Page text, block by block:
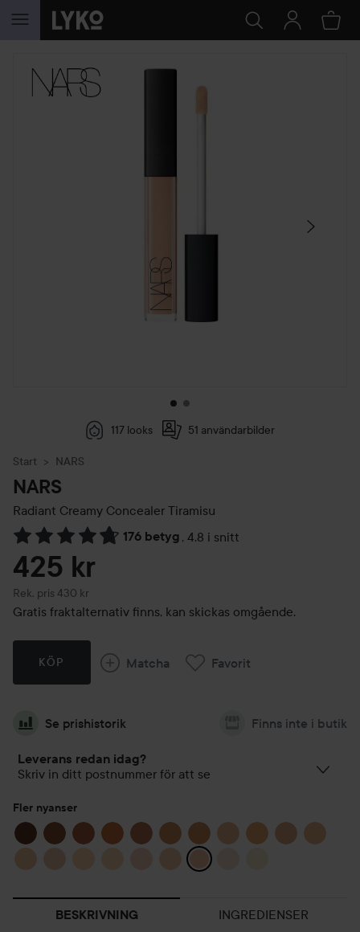
HOPPA TILL INNEHÅLLET
HOPPA ÖVER SEKTIONEN
117 looks 51 användarbilder
Start NARS
NARS
Radiant Creamy Concealer Tiramisu
176 betyg , 4.8 i snitt
Hoppa till Betyg & kommentarer
425 kr
Rek. pris 430 kr
Rekommenderat pris 430 kr
Gratis fraktalternativ finns, kan skickas omgående.
KÖP Matcha Favorit
Se prishistorik Finns inte i butik
Leverans redan idag?
Skriv in ditt postnummer för att se
Fler nyanser
BESKRIVNING INGREDIENSER